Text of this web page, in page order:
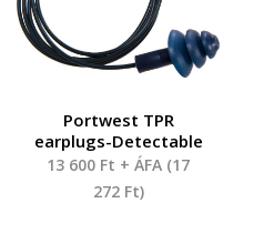
Portwest TPR
earplugs-Detectable
13 600 Ft + ÁFA (17
272 Ft)